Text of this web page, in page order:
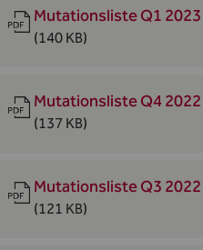
Mutationsliste Q1 2023
(140 KB)
Mutationsliste Q4 2022
(137 KB)
Mutationsliste Q3 2022
(121 KB)